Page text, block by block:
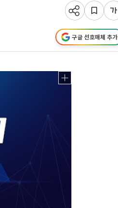
구글 선호매체 추가